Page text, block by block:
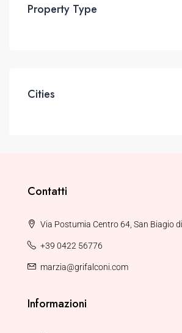
Property Type
Cities
Contatti
Via Postumia Centro 64, San Biagio
+39 0422 56776
marzia@grifalconi.com
Informazioni